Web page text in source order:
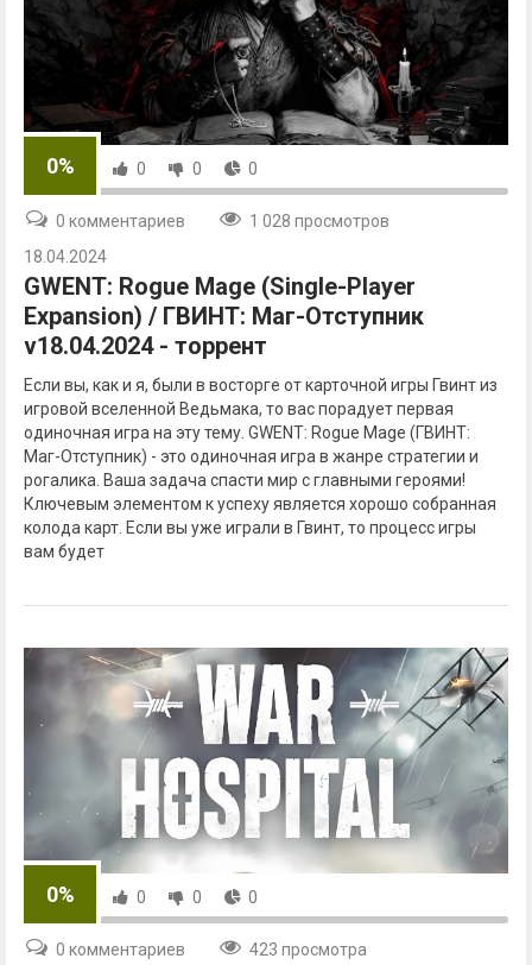
0% 0 0 0
0 комментариев
1 028 просмотров
18.04.2024
GWENT: Rogue Mage (Single-Player
Expansion) / ГВИНТ: Маг-Отступник
v18.04.2024 - торрент
Если вы, как и я, были в восторге от карточной игры Гвинт из
игровой вселенной Ведьмака, то вас порадует первая
одиночная игра на эту тему. GWENT: Rogue Mage (ГВИНТ:
Маг-Отступник) - это одиночная игра в жанре стратегии и
рогалика. Ваша задача спасти мир с главными героями!
Ключевым элементом к успеху является хорошо собранная
колода карт. Если вы уже играли в Гвинт, то процесс игры
вам будет
0% 0 0 0
0 комментариев 423 просмотра